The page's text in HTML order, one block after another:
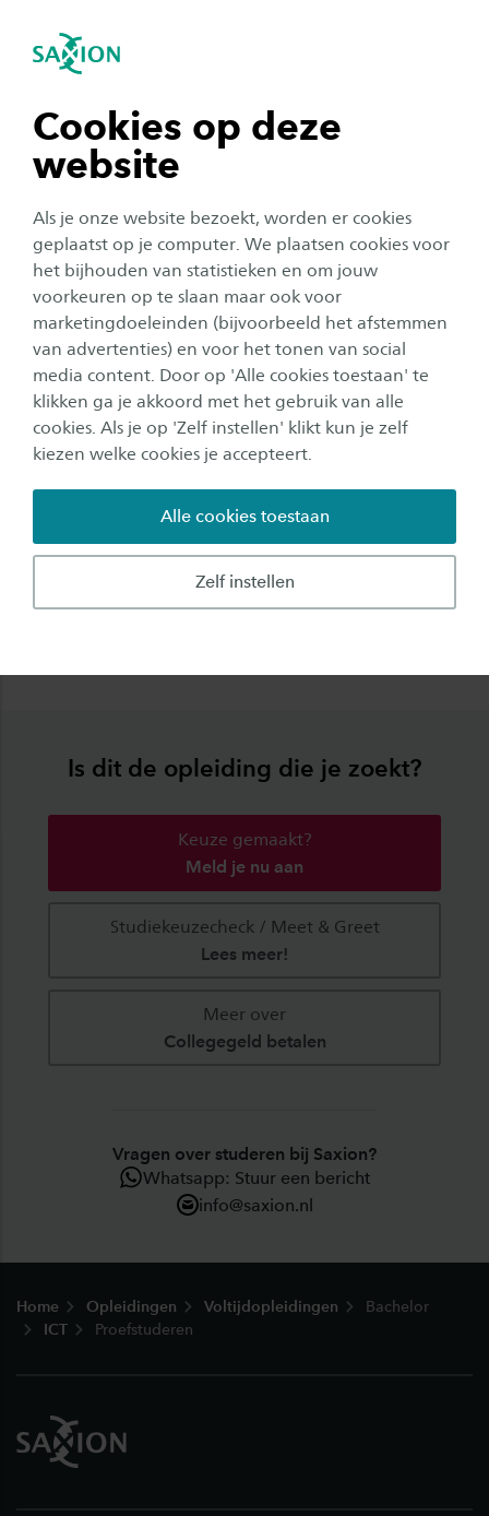
Cookies op deze
website
Als je onze website bezoekt, worden er cookies
geplaatst op je computer. We plaatsen cookies voor
het bijhouden van statistieken en om jouw
voorkeuren op te slaan maar ook voor
marketingdoeleinden (bijvoorbeeld het afstemmen
van advertenties) en voor het tonen van social
media content. Door op 'Alle cookies toestaan' te
klikken ga je akkoord met het gebruik van alle
cookies. Als je op 'Zelf instellen' klikt kun je zelf
kiezen welke cookies je accepteert.
Zelf instellen
Alle cookies toestaan
Navigatie openen
tonen
tonen
tonen
tonen
sluiten
Subnavigatie tonen
Proefstuderen
Is de bachelor ICT iets voor jou? Meld je eerst
eens aan voor een open dag en maak kennis
met studenten en docenten die je meer kunnen
vertellen over deze opleiding. Heb je al een
open dag bezocht, maar wil je je nog iets verder
verdiepen in deze studie? Volg dan een
meeloopdag.
Is dit de opleiding die je zoekt?
Keuze gemaakt?
Meld je nu aan
Studiekeuzecheck / Meet & Greet
Lees meer!
Meer over
Collegegeld betalen
Vragen over studeren bij Saxion?
Whatsapp: Stuur een bericht
info@saxion.nl
Home Opleidingen Voltijdopleidingen
Bachelor
ICT
Proefstuderen